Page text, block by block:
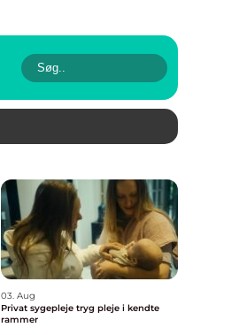
03. Aug
Privat sygepleje tryg pleje i kendte
rammer